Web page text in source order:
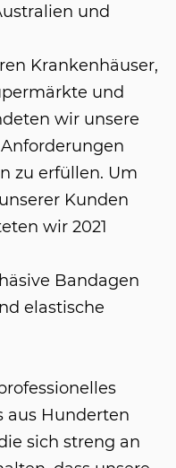
und
Krankenhäuser,
und
wir unsere
zu erfüllen. Um
Kunden
wir 2021
Bandagen
elastische
aus Hunderten
sich streng an